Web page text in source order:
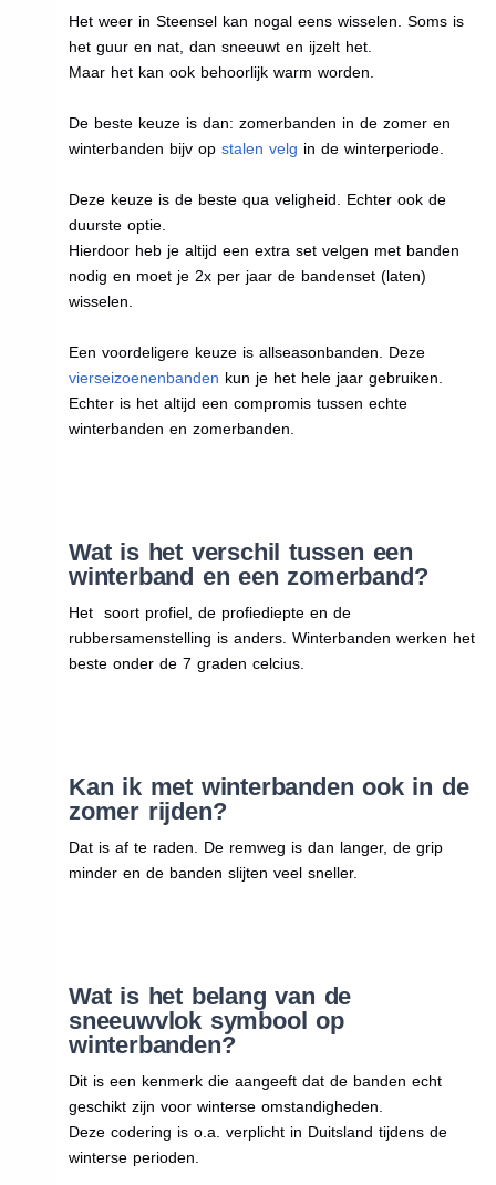
Het weer in Steensel kan nogal eens wisselen. Soms is
het guur en nat, dan sneeuwt en ijzelt het.
Maar het kan ook behoorlijk warm worden.
De beste keuze is dan: zomerbanden in de zomer en
winterbanden bijv op stalen velg in de winterperiode.
Deze keuze is de beste qua veligheid. Echter ook de
duurste optie.
Hierdoor heb je altijd een extra set velgen met banden
nodig en moet je 2x per jaar de bandenset (laten)
wisselen.
Een voordeligere keuze is allseasonbanden. Deze
vierseizoenenbanden kun je het hele jaar gebruiken.
Echter is het altijd een compromis tussen echte
winterbanden en zomerbanden.
Wat is het verschil tussen een
winterband en een zomerband?
Het soort profiel, de profiediepte en de
rubbersamenstelling is anders. Winterbanden werken het
beste onder de 7 graden celcius.
Kan ik met winterbanden ook in de
zomer rijden?
Dat is af te raden. De remweg is dan langer, de grip
minder en de banden slijten veel sneller.
Wat is het belang van de
sneeuwvlok symbool op
winterbanden?
Dit is een kenmerk die aangeeft dat de banden echt
geschikt zijn voor winterse omstandigheden.
Deze codering is o.a. verplicht in Duitsland tijdens de
winterse perioden.